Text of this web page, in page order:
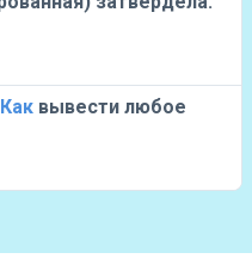
Как вывести любое